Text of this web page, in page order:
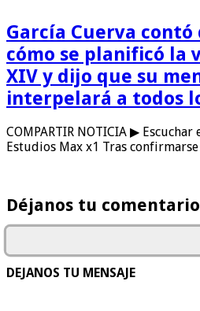
García Cuerva
cómo se planificó la
XIV y dijo que su
interpelará a todos
COMPARTIR NOTICIA ▶
Estudios Max x1 Tras
Déjanos tu comentario
DEJANOS TU MENSAJE